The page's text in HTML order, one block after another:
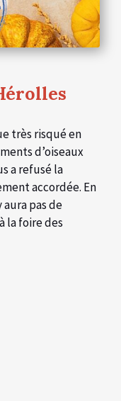
très risqué en
d’oiseaux
a refusé la
accordée. En
pas de
la foire des